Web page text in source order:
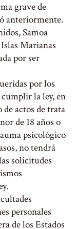
grave de
anteriormente.
Samoa
Marianas
por ser
por los
la ley, en
actos de trata
de 18 años o
psicológico
no tendrá
solicitudes
personales
de los Estados